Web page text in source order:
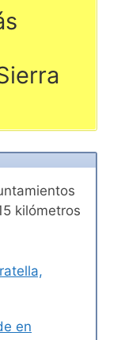
kilómetros
en